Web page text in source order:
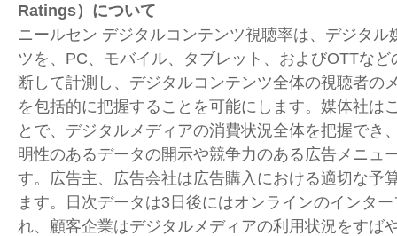
Ratings）について
ニールセン デジタルコンテンツ視聴率は、デジタル
ツを、 PC、モバイル、タブレット、およびOTTなど
断して計測し、デジタルコンテンツ全体の視聴者の
を包括的に把握することを可能にします。媒体社は
とで、デジタルメディアの消費状況全体を把握でき
明性のあるデータの開示や競争力のある広告メニュ
す。広告主、広告会社は広告購入における適切な予
ます。日次データは3日後にはオンラインのインタ
れ、顧客企業はデジタルメディアの利用状況をすば